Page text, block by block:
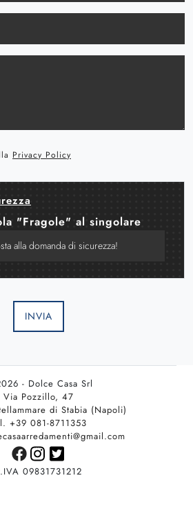
Privacy Policy
"Fragole" al singolare
INVIA
- Dolce Casa Srl
Via Pozzillo, 47
di Stabia (Napoli)
+39 081-8711353
09831731212